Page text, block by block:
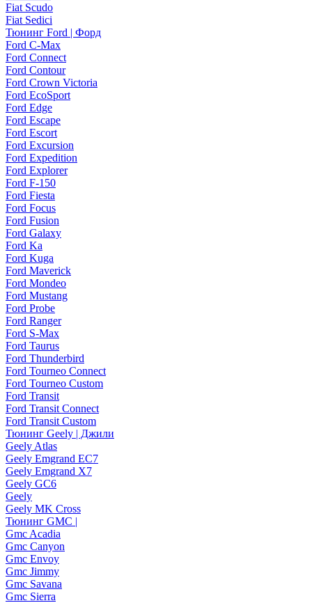
Fiat Scudo
Fiat Sedici
Тюнинг Ford | Форд
Ford C-Max
Ford Connect
Ford Contour
Ford Crown Victoria
Ford EcoSport
Ford Edge
Ford Escape
Ford Escort
Ford Excursion
Ford Expedition
Ford Explorer
Ford F-150
Ford Fiesta
Ford Focus
Ford Fusion
Ford Galaxy
Ford Ka
Ford Kuga
Ford Maverick
Ford Mondeo
Ford Mustang
Ford Probe
Ford Ranger
Ford S-Max
Ford Taurus
Ford Thunderbird
Ford Tourneo Connect
Ford Tourneo Custom
Ford Transit
Ford Transit Connect
Ford Transit Custom
Тюнинг Geely | Джили
Geely Atlas
Geely Emgrand EC7
Geely Emgrand X7
Geely GC6
Geely
Geely MK Cross
Тюнинг GMC |
Gmc Acadia
Gmc Canyon
Gmc Envoy
Gmc Jimmy
Gmc Savana
Gmc Sierra